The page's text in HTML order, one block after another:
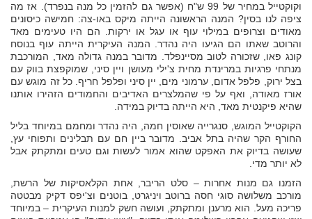
וקוקטייל במחיר של 99 ש"ח (אפשר גם להזמין כל מנה בנפרד). אז מה
ציפה לנו בסין? המנה הראשונה הייתה מיקס באו-צה: חמישה כיסונים
מאודים וצרופים במילוי עוף או עגל או ירקות. הם היו טעימים מאד
והרוטב שאתו הם הגיעו היה נהדר. המנה העיקרית הייתה עוף בנוסח
קונג פאו, שזכורה לטוב מסיינפלד. מדובר במנה גדולה מאד, המורכבת
מנתחי פרגיות במרינדת מחית צ'ילי מעושן ויין סיני, שמוקפצת בווק עם
בצל ירוק, פלפל אדום, ערמוני מים, יין סיני ופלפל חריף. כל זה מוגש עם
אורז מאודה, ואף על פי שהמלצרים האדיבים והחמודים הזהירו אותנו
שהיא פיקנטית מאד, היא הייתה בדיוק במידה.
הקוקטייל המוגש, סנגרייה שאוסין חמה, היה נהדר ומחמם במיוחד בליל
החורף הקר שהיה בתל אביב. מדובר ביין חם עם תבלינים ותפוחי עץ,
שעושה בדיוק את האפקט שהוא אמור לעשות וגם טעים ומתקתק אבל
לא יותר מדי.
הזמנו גם מנות אחרות – סלט הריבר, אחת הקלאסיקות של הרשת,
מורכב משלושה סוגי חסה ברוטב ויניגרט, בוטנים וצ'יפס דקיק מבטטה
פריכה מעל. הוא מרענן ומתקתק, ועושה חשק למנות העיקרית – במיוחד